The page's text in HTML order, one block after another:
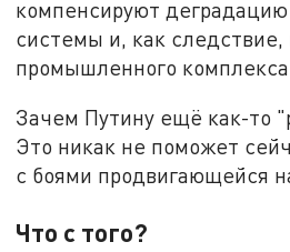
компенсируют деградацию
системы и, как следствие,
промышленного
Зачем Путину ещё как-то
Это никак не поможет
с боями продвигающейся
Что с того?